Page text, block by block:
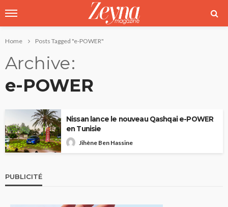
Home Posts Tagged "e-POWER"
Archive
e-POWER
Nissan lance le nouveau Qashqai e-POWER
en Tunisie
Jihène Ben Hassine
PUBLICITÉ